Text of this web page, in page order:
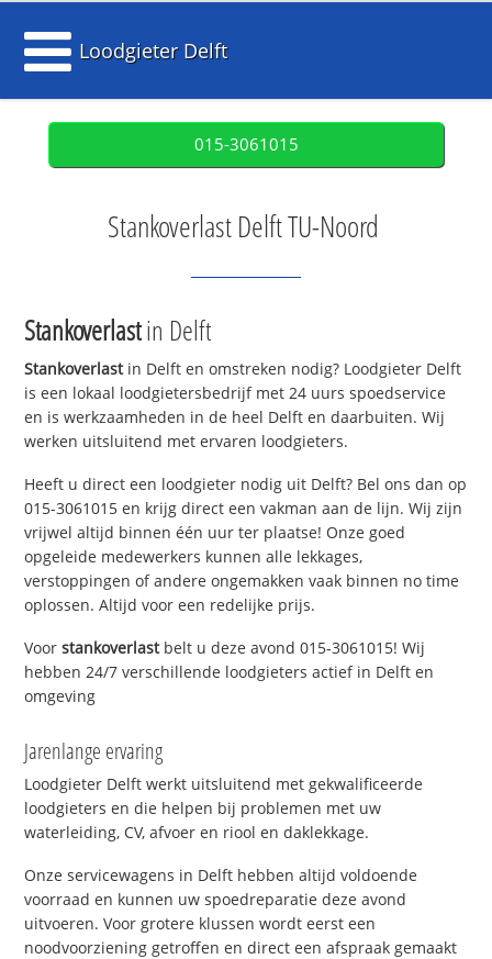
Loodgieter Delft
015-3061015
Stankoverlast Delft TU-Noord
Stankoverlastin Delft
Stankoverlastin Delft en omstreken nodig? Loodgieter Delft
is een lokaal loodgietersbedrijf met 24 uurs spoedservice
en is werkzaamheden in de heel Delft en daarbuiten. Wij
werken uitsluitend met ervaren loodgieters.
Heeft u direct een loodgieter nodig uit Delft? Bel ons dan op
015-3061015 en krijg direct een vakman aan de lijn. Wij zijn
vrijwel altijd binnen één uur ter plaatse! Onze goed
opgeleide medewerkers kunnen alle lekkages,
verstoppingen of andere ongemakken vaak binnen no time
oplossen. Altijd voor een redelijke prijs.
Voorstankoverlastbelt u deze avond 015-3061015! Wij
hebben 24/7 verschillende loodgieters actief in Delft en
omgeving
Jarenlange ervaring
Loodgieter Delft werkt uitsluitend met gekwalificeerde
loodgieters en die helpen bij problemen met uw
waterleiding, CV, afvoer en riool en daklekkage.
Onze servicewagens in Delft hebben altijd voldoende
voorraad en kunnen uw spoedreparatie deze avond
uitvoeren. Voor grotere klussen wordt eerst een
noodvoorziening getroffen en direct een afspraak gemaakt